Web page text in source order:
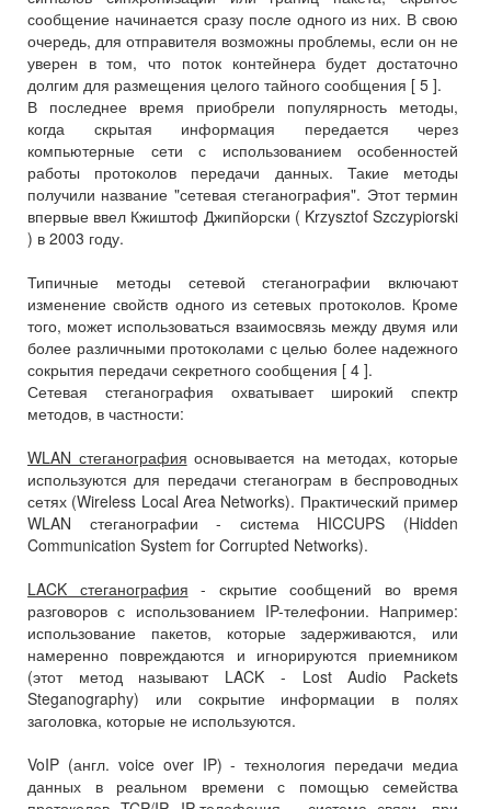
сообщение начинается сразу после одного из них. В свою
очередь, для отправителя возможны проблемы, если он не
уверен в том, что поток контейнера будет достаточно
долгим для размещения целого тайного сообщения [ 5 ].
В последнее время приобрели популярность методы,
когда скрытая информация передается через
компьютерные сети с использованием особенностей
работы протоколов передачи данных. Такие методы
получили название "сетевая стеганография". Этот термин
впервые ввел Кжиштоф Джипйорски ( Krzysztof Szczypiorski
) в 2003 году.
Типичные методы сетевой стеганографии включают
изменение свойств одного из сетевых протоколов. Кроме
того, может использоваться взаимосвязь между двумя или
более различными протоколами с целью более надежного
сокрытия передачи секретного сообщения [ 4 ].
Сетевая стеганография охватывает широкий спектр
методов, в частности:
WLAN стеганография основывается на методах, которые
используются для передачи стеганограм в беспроводных
сетях (Wireless Local Area Networks). Практический пример
WLAN стеганографии - система HICCUPS (Hidden
Communication System for Corrupted Networks).
LACK стеганография - скрытие сообщений во время
разговоров с использованием IP-телефонии. Например:
использование пакетов, которые задерживаются, или
намеренно повреждаются и игнорируются приемником
(этот метод называют LACK - Lost Audio Packets
Steganography) или сокрытие информации в полях
заголовка, которые не используются.
VoIP (англ. voice over IP) - технология передачи медиа
данных в реальном времени с помощью семейства